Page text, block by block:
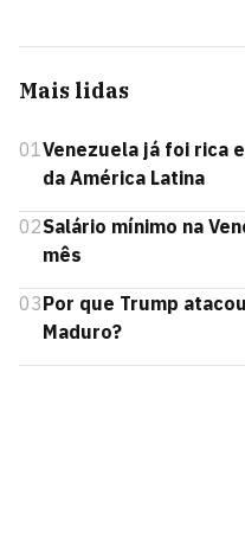
Mais lidas
01Venezuela já foi rica
da América Latina
02Salário mínimo na
mês
03Por que Trump
Maduro?